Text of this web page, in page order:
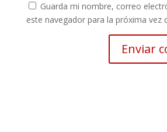
Guarda mi nombre, correo
este navegador para la próxima vez